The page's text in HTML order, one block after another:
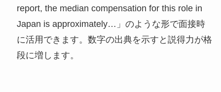
report, the median compensation for this role in
Japan is approximately…」のような形で面接時
に活用できます。数字の出典を示すと説得力が格
段に増します。